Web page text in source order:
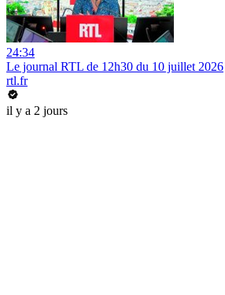
24:34
Le journal RTL de 12h30 du 10 juillet 2026
rtl.fr
il y a 2 jours